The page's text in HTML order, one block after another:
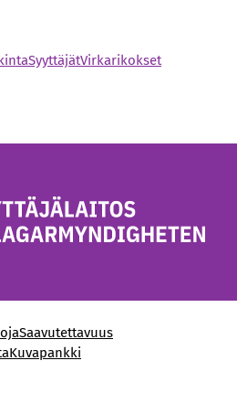
SyyttäjätVirkarikokset
Saavutettavuus
Kuvapankki